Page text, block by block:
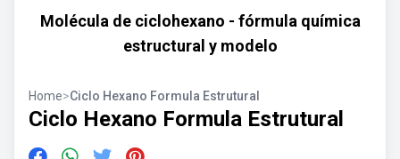
Molécula de ciclohexano - fórmula química
estructural y modelo
Home>Ciclo Hexano Formula Estrutural
Ciclo Hexano Formula Estrutural